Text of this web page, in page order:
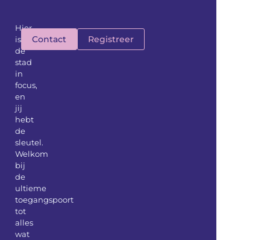
Hier
is
de
stad
in
focus,
en
jij
hebt
de
sleutel.
Welkom
bij
de
ultieme
toegangspoort
tot
alles
wat
Contact Registreer